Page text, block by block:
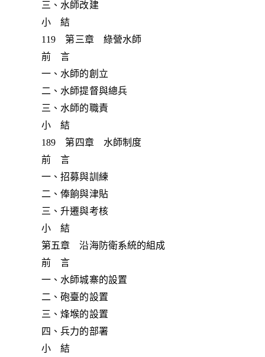
三、水師改建
小 結
119 第三章 綠營水師
前 言
一、水師的創立
二、水師提督與總兵
三、水師的職責
小 結
189 第四章 水師制度
前 言
一、招募與訓練
二、俸餉與津貼
三、升遷與考核
小 結
第五章 沿海防衛系統的組成
前 言
一、水師城寨的設置
二、砲臺的設置
三、烽堠的設置
四、兵力的部署
小 結